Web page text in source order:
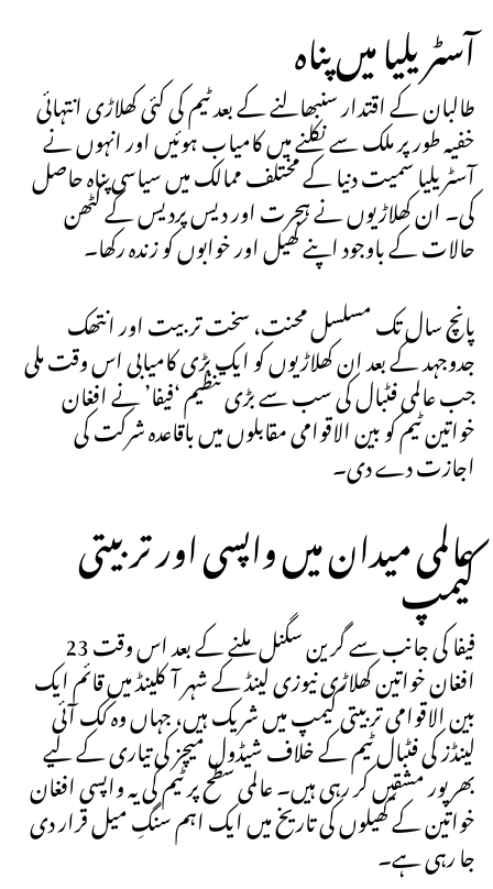
آسٹریلیا میں پناہ
طالبان کے اقتدار سنبھالنے کے بعد ٹیم کی کئی کھلاڑی انتہائی
خفیہ طور پر ملک سے نکلنے میں کامیاب ہوئیں اور انہوں نے
آسٹریلیا سمیت دنیا کے مختلف ممالک میں سیاسی پناہ حاصل
کی۔ ان کھلاڑیوں نے ہجرت اور دیس پردیس کے کٹھن
حالات کے باوجود اپنے کھیل اور خوابوں کو زندہ رکھا۔
پانچ سال تک مسلسل محنت، سخت تربیت اور انتھک
جدوجہد کے بعد ان کھلاڑیوں کو ایک بڑی کامیابی اس وقت ملی
جب عالمی فٹبال کی سب سے بڑی تنظیم ‘فیفا’ نے افغان
خواتین ٹیم کو بین الاقوامی مقابلوں میں باقاعدہ شرکت کی
اجازت دے دی۔
عالمی میدان میں واپسی اور تربیتی
کیمپ
فیفا کی جانب سے گرین سگنل ملنے کے بعد اس وقت 23
افغان خواتین کھلاڑی نیوزی لینڈ کے شہر آکلینڈ میں قائم ایک
بین الاقوامی تربیتی کیمپ میں شریک ہیں، جہاں وہ کک آئی
لینڈز کی فٹبال ٹیم کے خلاف شیڈول میچز کی تیاری کے لیے
بھرپور مشقیں کر رہی ہیں۔ عالمی سطح پر ٹیم کی یہ واپسی افغان
خواتین کے کھیلوں کی تاریخ میں ایک اہم سنگِ میل قرار دی
جا رہی ہے۔